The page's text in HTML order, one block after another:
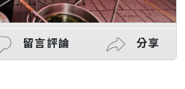
留言評論 分享